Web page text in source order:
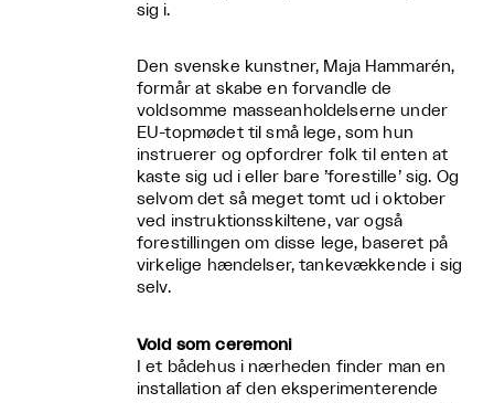
sig i.
Den svenske kunstner, Maja Hammarén,
formår at skabe en forvandle de
voldsomme masseanholdelserne under
EU-topmødet til små lege, som hun
instruerer og opfordrer folk til enten at
kaste sig ud i eller bare ’forestille’ sig. Og
selvom det så meget tomt ud i oktober
ved instruktionsskiltene, var også
forestillingen om disse lege, baseret på
virkelige hændelser, tankevækkende i sig
selv.
Vold som ceremoni
I et bådehus i nærheden finder man en
installation af den eksperimenterende